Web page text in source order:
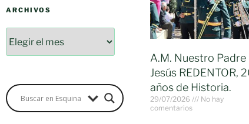
ARCHIVOS
A.M. Nuestro Padre
Jesús REDENTOR,
años de Historia.
29/07/2026
No hay
comentarios